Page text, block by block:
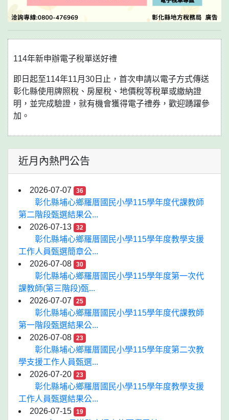
114年新申辦電子稅單送好禮
即日起至114年11月30日止，首次申請以電子方式傳送
彰化縣使用牌照稅、房屋稅、地價稅等稅單或繳納證
明，並完成驗證，就有機會獲得電子禮券，歡迎踴躍參
加。
近月內熱門公告
2026-07-07 36
彰化縣埔心鄉羅厝國民小學115學年度代課教師
第二階段甄選結果公...
2026-07-13
32
彰化縣埔心鄉羅厝國民小學115學年度教學支援
工作人員甄選簡章公...
2026-07-08
30
彰化縣埔心鄉羅厝國民小學115學年度第一次代
課教師(第三階段)甄...
2026-07-07
25
彰化縣埔心鄉羅厝國民小學115學年度代課教師
第一階段甄選結果公...
2026-07-08
23
彰化縣埔心鄉羅厝國民小學115學年度第二次教
學支援工作人員甄選...
2026-07-20
23
彰化縣埔心鄉羅厝國民小學115學年度教學支援
工作人員甄選結果公...
2026-07-15
19